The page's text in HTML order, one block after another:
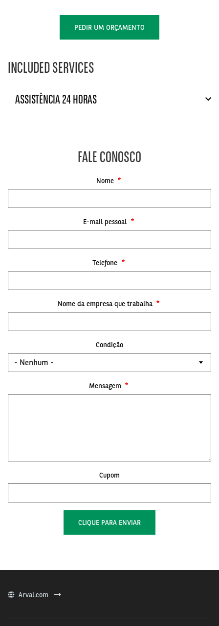
PEDIR UM ORÇAMENTO
INCLUDED SERVICES
ASSISTÊNCIA 24 HORAS
FALE CONOSCO
Nome
E-mail pessoal
Telefone
Nome da empresa que trabalha
Condição
Mensagem
Cupom
Arval.com